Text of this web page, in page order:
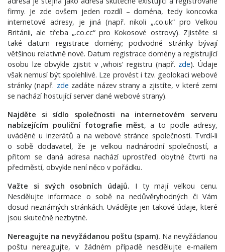
firmy. Je zde ovšem jeden rozdíl – doména, tedy koncovka
internetové adresy, je jiná (např. nikoli „.co.uk“ pro Velkou
Británii, ale třeba „.co.cc“ pro Kokosové ostrovy). Zjistěte si
také datum registrace domény; podvodné stránky bývají
většinou relativně nové. Datum registrace domény a registrující
osobu lze obvykle zjistit v ‚whois‘ registru (např. zde). Údaje
však nemusí být spolehlivé. Lze provést i tzv. geolokaci webové
stránky (např. zde zadáte název strany a zjistíte, v které zemi
se nachází hostující server dané webové strany).
Najděte si sídlo společnosti na internetovém serveru
nabízejícím pouliční fotografie měst, a to podle adresy,
uváděné u inzerátů a na webové stránce společnosti. Tvrdí-li
o sobě dodavatel, že je velkou nadnárodní společností, a
přitom se daná adresa nachází uprostřed obytné čtvrti na
předměstí, obvykle není něco v pořádku.
Važte si svých osobních údajů. I ty mají velkou cenu.
Nesdělujte informace o sobě na nedůvěryhodných či Vám
dosud neznámých stránkách. Uvádějte jen takové údaje, které
jsou skutečně nezbytné.
Nereagujte na nevyžádanou poštu (spam). Na nevyžádanou
poštu nereagujte, v žádném případě nesdělujte e-mailem